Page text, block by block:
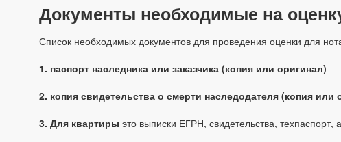
Документы необходимые на
Список необходимых документов для проведения оценки для
1. паспорт наследника или заказчика (копия или оригинал)
2. копия свидетельства о смерти наследодателя (копия или
3. Для квартиры это выписки ЕГРН, свидетельства, техпаспорт,